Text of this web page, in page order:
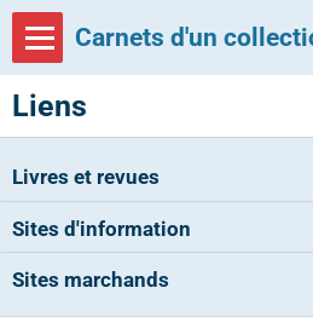
Liens
Livres et revues
Sites d'information
Sites marchands